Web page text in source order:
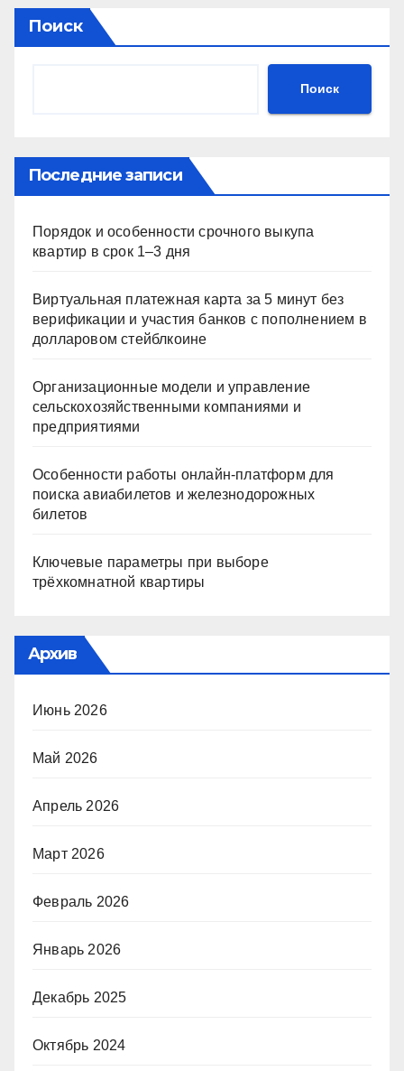
Поиск
Поиск
Последние записи
Порядок и особенности срочного выкупа
квартир в срок 1–3 дня
Виртуальная платежная карта за 5 минут без
верификации и участия банков с пополнением в
долларовом стейблкоине
Организационные модели и управление
сельскохозяйственными компаниями и
предприятиями
Особенности работы онлайн-платформ для
поиска авиабилетов и железнодорожных
билетов
Ключевые параметры при выборе
трёхкомнатной квартиры
Архив
Июнь 2026
Май 2026
Апрель 2026
Март 2026
Февраль 2026
Январь 2026
Декабрь 2025
Октябрь 2024